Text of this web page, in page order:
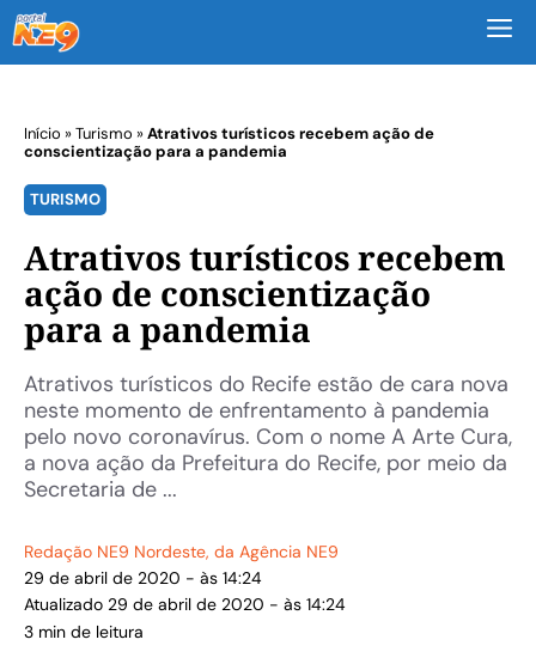
Início »Turismo »Atrativos turísticos recebem ação de
conscientização para a pandemia
TURISMO
Atrativos turísticos recebem
ação de conscientização
para a pandemia
Atrativos turísticos do Recife estão de cara nova
neste momento de enfrentamento à pandemia
pelo novo coronavírus. Com o nome A Arte Cura,
a nova ação da Prefeitura do Recife, por meio da
Secretaria de ...
Redação NE9 Nordeste, da Agência NE9
29 de abril de 2020 - às 14:24
Atualizado 29 de abril de 2020 - às 14:24
3 min de leitura